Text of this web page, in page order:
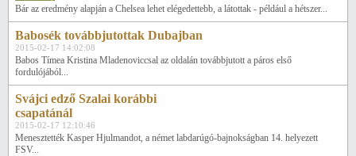
Bár az eredmény alapján a Chelsea lehet elégedettebb, a látottak - például a hétszer...
Babosék továbbjutottak Dubajban
2015-02-17 14:02:08
Babos Tímea Kristina Mladenoviccsal az oldalán továbbjutott a páros első
fordulójából...
Svájci edző Szalai korábbi
csapatánál
2015-02-17 12:10:46
Menesztették Kasper Hjulmandot, a német labdarúgó-bajnokságban 14. helyezett
FSV...